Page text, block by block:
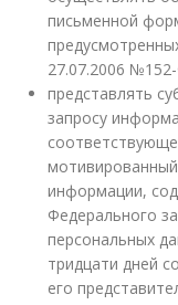
письменной
27.07.2006
представлять
запросу
информации,
Федерального
персональных
тридцати дней
его